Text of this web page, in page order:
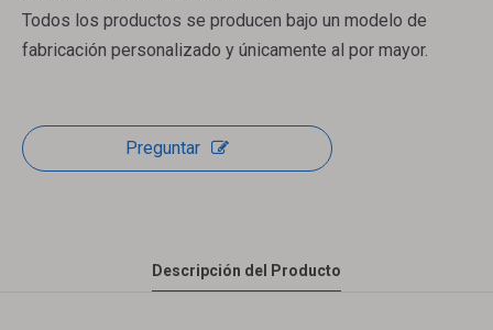
Todos los productos se producen bajo un modelo de
fabricación personalizado y únicamente al por mayor.
Preguntar
Descripción del Producto